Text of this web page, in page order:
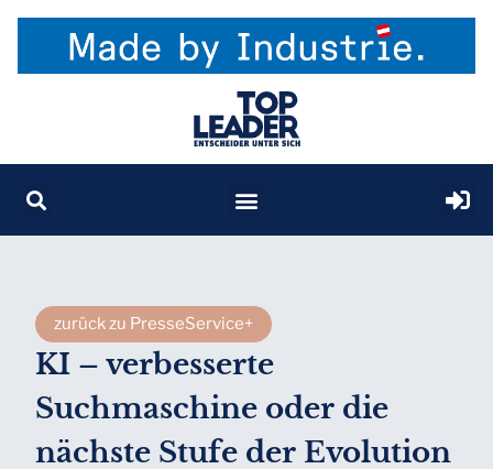
zurück zu PresseService+
KI – verbesserte
Suchmaschine oder die
nächste Stufe der Evolution